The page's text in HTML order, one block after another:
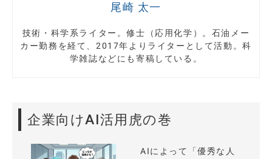
尾崎 太一
技術・科学系ライター。修士（応用化学）。石油メー
カー勤務を経て、2017年よりライターとして活動。科
学雑誌などにも寄稿している。
企業向けAI活用虎の巻
AIによって「優秀な人